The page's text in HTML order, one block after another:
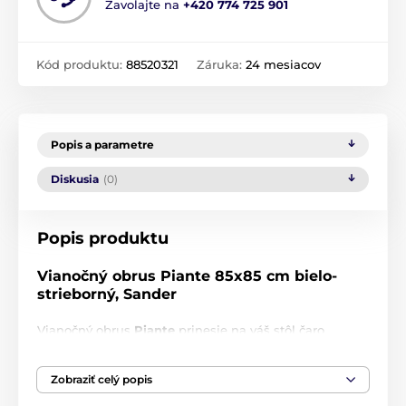
Zavolajte na +420 774 725 901
Kód produktu: 88520321 Záruka: 24 mesiacov
Popis a parametre
Diskusia (0)
Popis produktu
Vianočný obrus Piante 85x85 cm bielo-
strieborný, Sander
Vianočný obrus Piante prinesie na váš stôl čaro
vzory listov, žaluďov a drobných kvetov, ktoré vytvárajú
elegantnú a slávnostnú atmosféru. Ideálny na
Zobraziť celý popis